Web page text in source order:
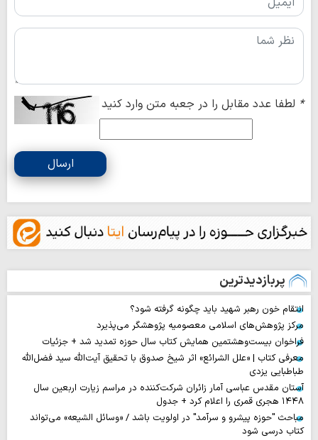
* لطفا عدد مقابل را در جعبه متن وارد کنید
ارسال
پربازدیدترین
انتقام خون رهبر شهید باید چگونه گرفته شود؟
مرکز پژوهش‌های اسلامی معصومیه پژوهشگر می‌پذیرد
فراخوان بیست‌وهشتمین همایش کتاب سال حوزه تمدید شد + جزئیات
معرفی کتاب | «علل الشرائع» اثر شیخ صدوق با تحقیق آیت‌الله سید فضل‌الله
طباطبایی یزدی
آستان مقدس عباسی آمار زائران شرکت‌کننده در مراسم زیارت اربعین سال
۱۴۴۸ هجری قمری را اعلام کرد + جدول
مباحث "حوزه پیشرو و سرآمد" در اولویت باشد / «وسائل الشیعه» می‌تواند
کتاب درسی شود